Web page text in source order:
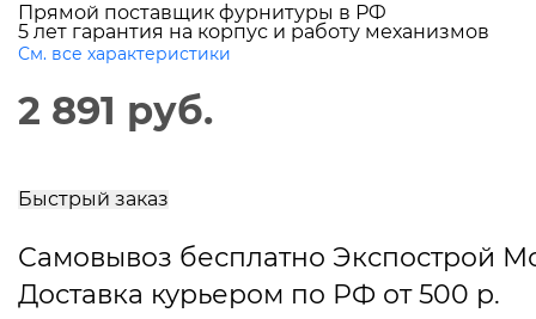
Прямой поставщик фурнитуры в РФ
5 лет гарантия на корпус и работу механизмов
См. все характеристики
2 891 руб.
Быстрый заказ
Самовывоз бесплатно Экспострой
Доставка курьером по РФ от 500 р.